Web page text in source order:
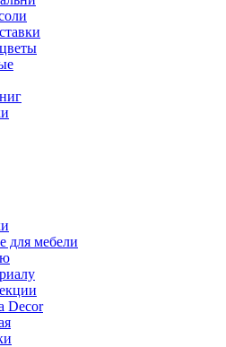
для мебели
Decor